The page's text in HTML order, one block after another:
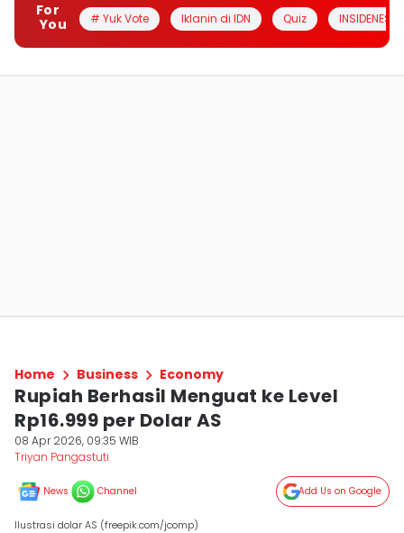
For
You
# Yuk Vote Iklanin di IDN Quiz INSIDENESIA
Home Business Economy
Rupiah Berhasil Menguat ke Level
Rp16.999 per Dolar AS
08 Apr 2026, 09:35 WIB
Triyan Pangastuti
News Channel Add Us on Google
Ilustrasi dolar AS (freepik.com/jcomp)